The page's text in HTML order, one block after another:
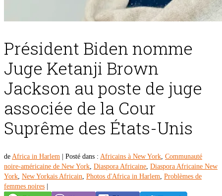
Président Biden nomme
Juge Ketanji Brown
Jackson au poste de juge
associée de la Cour
Suprême des États-Unis
de Africa in Harlem Posté dans : Africains à New York, Communauté
noire-américaine de New York, Diaspora Africaine, Diaspora Africaine New
York, New Yorkais Africain, Photos d'Africa in Harlem, Problèmes de
femmes noires